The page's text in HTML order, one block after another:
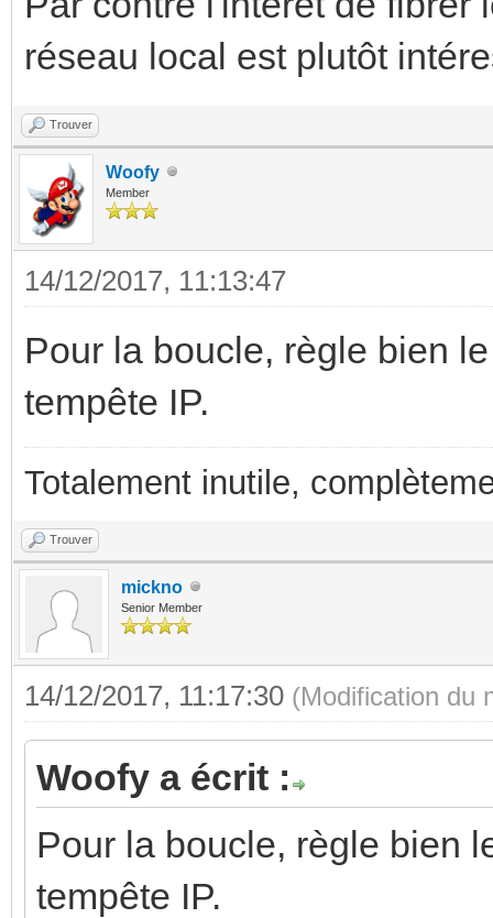
réseau local est plutôt
Trouver
Woofy
Member
14/12/2017, 11:13:47
Pour la boucle, règle bien
tempête IP.
Totalement inutile,
Trouver
mickno
Senior Member
14/12/2017, 11:17:30 (Modification du
Woofy a écrit :
Pour la boucle, règle bien
tempête IP.